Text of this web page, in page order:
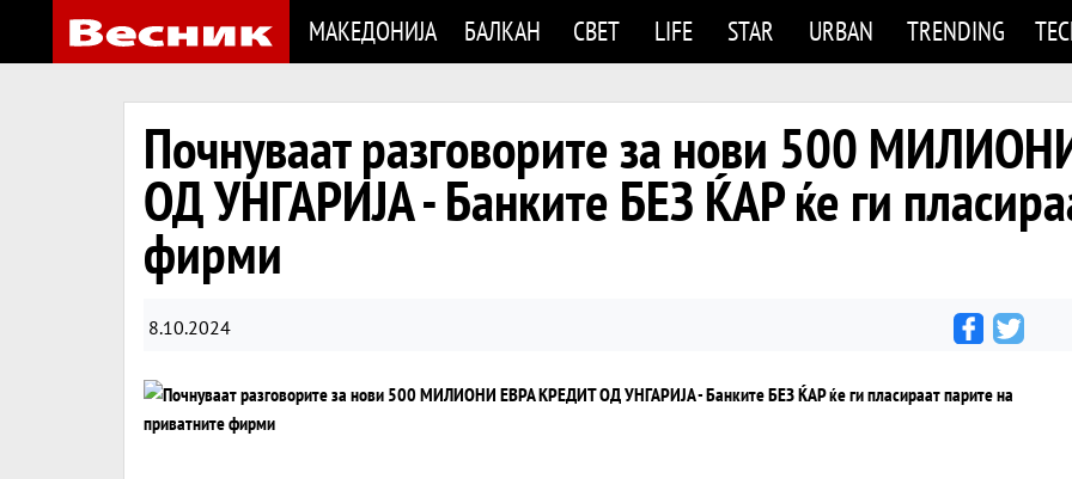
МАКЕДОНИЈА БАЛКАН СВЕТ LIFE STAR URBAN TRENDING
Почнуваат разговорите за нови 500
ОД УНГАРИЈА - Банките БЕЗ ЌАР ќе ги
фирми
8.10.2024